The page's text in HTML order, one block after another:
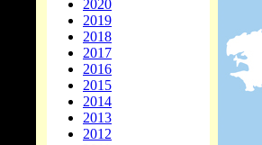
2020
2019
2018
2017
2016
2015
2014
2013
2012